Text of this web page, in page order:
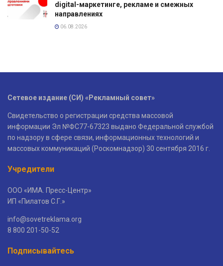
digital-маркетинге, рекламе и смежных
направлениях
06.08.2026
Сетевое издание (СИ) «Рекламный совет»
Свидетельство о регистрации средства массовой
информации Эл №ФС77-67323 выдано Федеральной службой
по надзору в сфере связи, информационных технологий и
массовых коммуникаций (Роскомнадзор) 30 сентября 2016 г.
Учредители
ООО «ИМА. Пресс-Центр»
ИП «Пилатов С.Г.»
info@sovetreklama.org
8 800 201-50-52
Подписывайтесь